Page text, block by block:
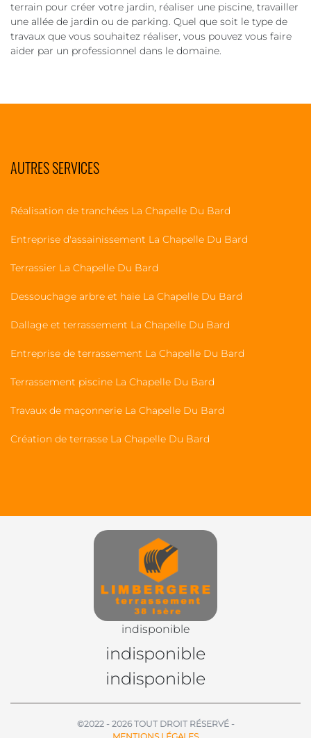
terrain pour créer votre jardin, réaliser une piscine, travailler
une allée de jardin ou de parking. Quel que soit le type de
travaux que vous souhaitez réaliser, vous pouvez vous faire
aider par un professionnel dans le domaine.
AUTRES SERVICES
Réalisation de tranchées La Chapelle Du Bard
Entreprise d'assainissement La Chapelle Du Bard
Terrassier La Chapelle Du Bard
Dessouchage arbre et haie La Chapelle Du Bard
Dallage et terrassement La Chapelle Du Bard
Entreprise de terrassement La Chapelle Du Bard
Terrassement piscine La Chapelle Du Bard
Travaux de maçonnerie La Chapelle Du Bard
Création de terrasse La Chapelle Du Bard
indisponible
indisponible
indisponible
©2022 - 2026 TOUT DROIT RÉSERVÉ -